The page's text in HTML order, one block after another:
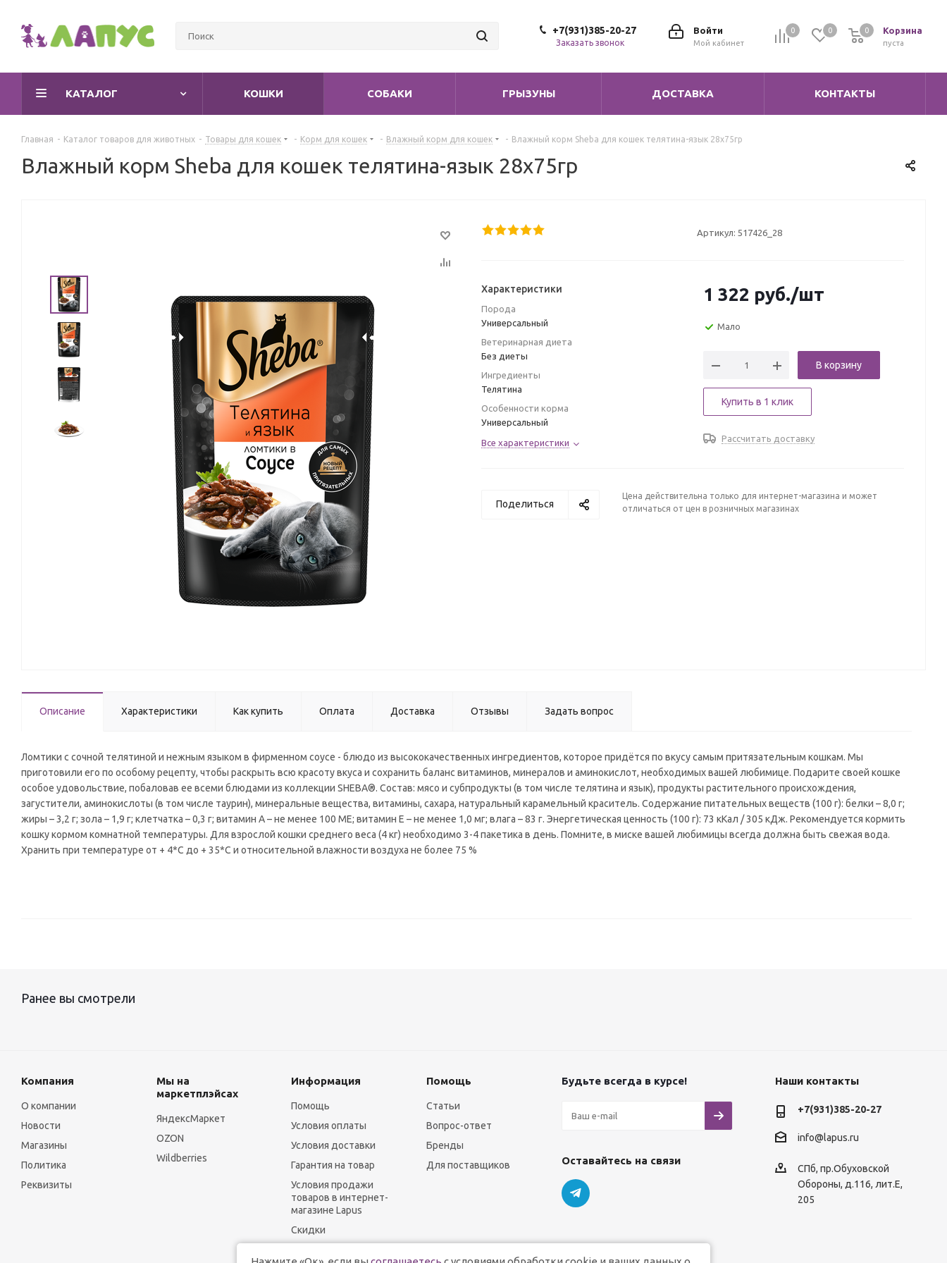
0 0 Корзина
0
пуста
0
Войти
Мой кабинет
+7(931)385-20-27
Заказать звонок
КАТАЛОГ КОШКИ СОБАКИ ГРЫЗУНЫ ДОСТАВКА КОНТАКТЫ
Главная - Каталог товаров для животных - Товары для кошек - Корм для кошек - Влажный корм для кошек - Влажный корм Sheba для кошек телятина-язык 28х75гр
Влажный корм Sheba для кошек телятина-язык 28х75гр
Артикул: 517426_28
Характеристики
Порода
Универсальный
Ветеринарная диета
Без диеты
Ингредиенты
Телятина
Особенности корма
Универсальный
Все характеристики
1 322 руб./шт
Мало
В корзину
Купить в 1 клик
Рассчитать доставку
Поделиться
Цена действительна только для интернет-магазина и может
отличаться от цен в розничных магазинах
Описание Характеристики Как купить Оплата Доставка Отзывы Задать вопрос
Ломтики с сочной телятиной и нежным языком в фирменном соусе - блюдо из высококачественных ингредиентов, которое придётся по вкусу самым притязательным кошкам. Мы
приготовили его по особому рецепту, чтобы раскрыть всю красоту вкуса и сохранить баланс витаминов, минералов и аминокислот, необходимых вашей любимице. Подарите своей кошке
особое удовольствие, побаловав ее всеми блюдами из коллекции SHEBA®. Состав: мясо и субпродукты (в том числе телятина и язык), продукты растительного происхождения,
загустители, аминокислоты (в том числе таурин), минеральные вещества, витамины, сахара, натуральный карамельный краситель. Содержание питательных веществ (100 г): белки – 8,0 г;
жиры – 3,2 г; зола – 1,9 г; клетчатка – 0,3 г; витамин А – не менее 100 МЕ; витамин Е – не менее 1,0 мг; влага – 83 г. Энергетическая ценность (100 г): 73 кКал / 305 кДж. Рекомендуется кормить
кошку кормом комнатной температуры. Для взрослой кошки среднего веса (4 кг) необходимо 3-4 пакетика в день. Помните, в миске вашей любимицы всегда должна быть свежая вода.
Хранить при температуре от + 4*С до + 35*С и относительной влажности воздуха не более 75 %
Ранее вы смотрели
Компания
О компании
Новости
Магазины
Политика
Реквизиты
Мы на
маркетплэйсах
ЯндексМаркет
OZON
Wildberries
Информация
Помощь
Условия оплаты
Условия доставки
Гарантия на товар
Условия продажи
товаров в интернет-
магазине Lapus
Скидки
Помощь
Статьи
Вопрос-ответ
Бренды
Для поставщиков
Будьте всегда в курсе!
Оставайтесь на связи
Наши контакты
+7(931)385-20-27
info@lapus.ru
СПб, пр.Обуховской
Обороны, д.116, лит.Е,
205